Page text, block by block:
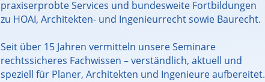
praxiserprobte Services und bundesweite Fortbildungen
zu HOAI, Architekten- und Ingenieurrecht sowie Baurecht.
Seit über 15 Jahren vermitteln unsere Seminare
rechtssicheres Fachwissen – verständlich, aktuell und
speziell für Planer, Architekten und Ingenieure aufbereitet.